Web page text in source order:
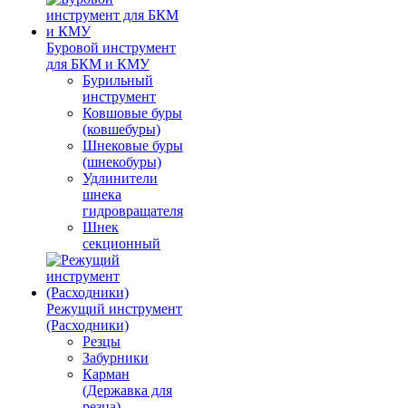
Буровой инструмент
для БКМ и КМУ
Бурильный
инструмент
Ковшовые буры
(ковшебуры)
Шнековые буры
(шнекобуры)
Удлинители
шнека
гидровращателя
Шнек
секционный
Режущий инструмент
(Расходники)
Резцы
Забурники
Карман
(Державка для